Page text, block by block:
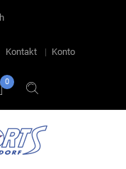
Kontakt | Konto
0